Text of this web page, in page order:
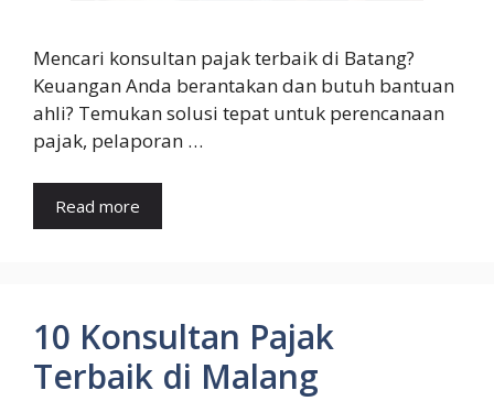
Mencari konsultan pajak terbaik di Batang?
Keuangan Anda berantakan dan butuh bantuan
ahli? Temukan solusi tepat untuk perencanaan
pajak, pelaporan …
Read more
10 Konsultan Pajak
Terbaik di Malang